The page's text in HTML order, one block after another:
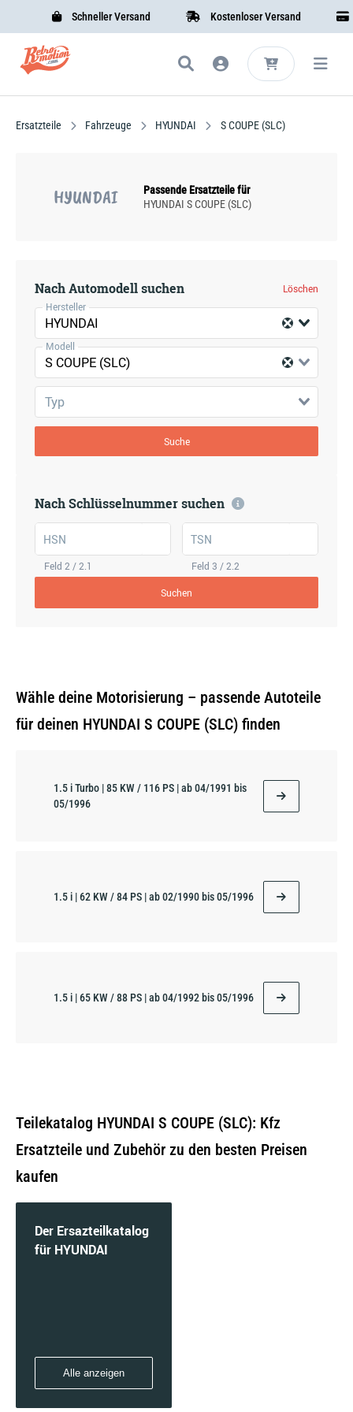
Schneller Versand Kostenloser Versand
Ersatzteile Fahrzeuge HYUNDAI S COUPE (SLC)
HYUNDAI
Passende Ersatzteile für
HYUNDAI S COUPE (SLC)
Nach Automodell suchen
Löschen
Hersteller
HYUNDAI
Modell
S COUPE (SLC)
Typ
Suche
Nach Schlüsselnummer suchen
HSN
Feld 2 / 2.1
TSN
Feld 3 / 2.2
Suchen
Wähle deine Motorisierung – passende Autoteile
für deinen HYUNDAI S COUPE (SLC) finden
1.5 i Turbo | 85 KW / 116 PS | ab 04/1991 bis
05/1996
1.5 i | 62 KW / 84 PS | ab 02/1990 bis 05/1996
1.5 i | 65 KW / 88 PS | ab 04/1992 bis 05/1996
Teilekatalog HYUNDAI S COUPE (SLC): Kfz
Ersatzteile und Zubehör zu den besten Preisen
kaufen
Der Ersazteilkatalog
für HYUNDAI
Alle anzeigen